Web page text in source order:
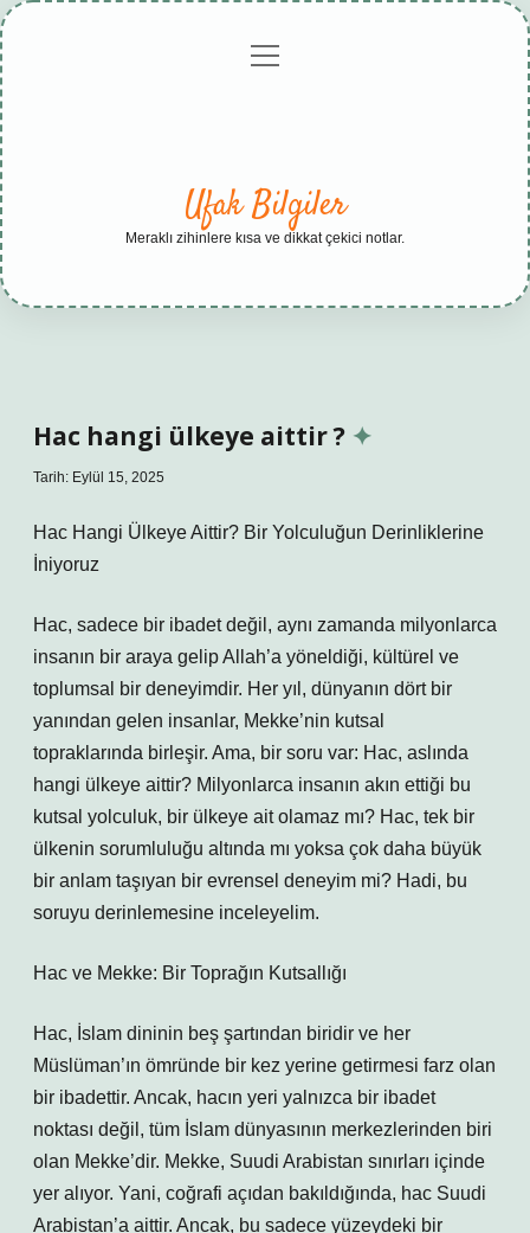
Gizlilikmenüyü
Ufak Bilgiler
Meraklı zihinlere kısa ve dikkat çekici notlar.
Hac hangi ülkeye aittir ?
Tarih: Eylül 15, 2025
Hac Hangi Ülkeye Aittir? Bir Yolculuğun Derinliklerine
İniyoruz
Hac, sadece bir ibadet değil, aynı zamanda milyonlarca
insanın bir araya gelip Allah’a yöneldiği, kültürel ve
toplumsal bir deneyimdir. Her yıl, dünyanın dört bir
yanından gelen insanlar, Mekke’nin kutsal
topraklarında birleşir. Ama, bir soru var: Hac, aslında
hangi ülkeye aittir? Milyonlarca insanın akın ettiği bu
kutsal yolculuk, bir ülkeye ait olamaz mı? Hac, tek bir
ülkenin sorumluluğu altında mı yoksa çok daha büyük
bir anlam taşıyan bir evrensel deneyim mi? Hadi, bu
soruyu derinlemesine inceleyelim.
Hac ve Mekke: Bir Toprağın Kutsallığı
Hac, İslam dininin beş şartından biridir ve her
Müslüman’ın ömründe bir kez yerine getirmesi farz olan
bir ibadettir. Ancak, hacın yeri yalnızca bir ibadet
noktası değil, tüm İslam dünyasının merkezlerinden biri
olan Mekke’dir. Mekke, Suudi Arabistan sınırları içinde
yer alıyor. Yani, coğrafi açıdan bakıldığında, hac Suudi
Arabistan’a aittir. Ancak, bu sadece yüzeydeki bir